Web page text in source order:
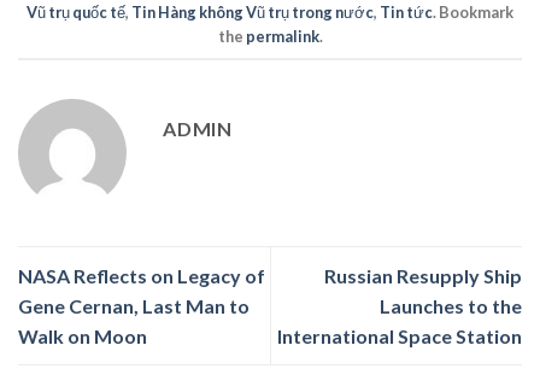
Vũ trụ quốc tế, Tin Hàng không Vũ trụ trong nước, Tin tức. Bookmark
the permalink.
ADMIN
NASA Reflects on Legacy of
Gene Cernan, Last Man to
Walk on Moon
Russian Resupply Ship
Launches to the
International Space Station